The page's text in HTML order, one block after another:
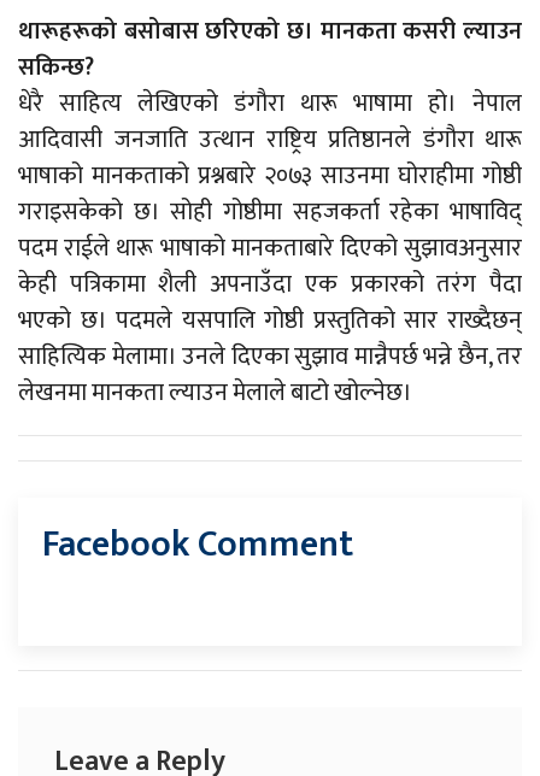
थारूहरूको बसोबास छरिएको छ। मानकता कसरी ल्याउन
सकिन्छ?
धेरै साहित्य लेखिएको डंगौरा थारू भाषामा हो। नेपाल
आदिवासी जनजाति उत्थान राष्ट्रिय प्रतिष्ठानले डंगौरा थारू
भाषाको मानकताको प्रश्नबारे २०७३ साउनमा घोराहीमा गोष्ठी
गराइसकेको छ। सोही गोष्ठीमा सहजकर्ता रहेका भाषाविद्
पदम राईले थारू भाषाको मानकताबारे दिएको सुझावअनुसार
केही पत्रिकामा शैली अपनाउँदा एक प्रकारको तरंग पैदा
भएको छ। पदमले यसपालि गोष्ठी प्रस्तुतिको सार राख्दैछन्
साहित्यिक मेलामा। उनले दिएका सुझाव मान्नैपर्छ भन्ने छैन, तर
लेखनमा मानकता ल्याउन मेलाले बाटो खोल्नेछ।
Facebook Comment
Leave a Reply